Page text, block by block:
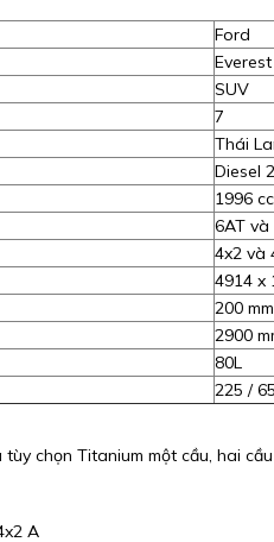
Ford
Everest
SUV
7
Thái
Diesel
1996 cc
6AT và
4x2 và
4914 x
200 mm
2900
80L
225 /
chọn Titanium một cầu, hai
A